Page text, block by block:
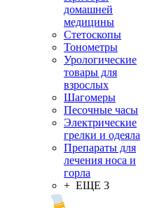
домашней
медицины
Стетоскопы
Тонометры
Урологические
товары для
взрослых
Шагомеры
Песочные часы
Электрические
грелки и одеяла
Препараты для
лечения носа и
горла
+ ЕЩЕ 3